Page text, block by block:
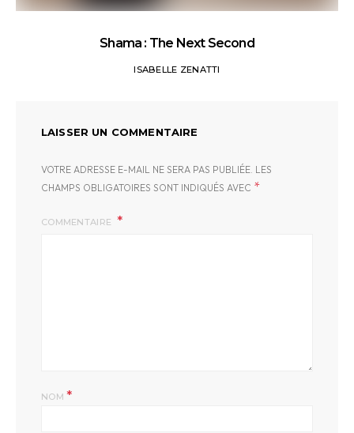
Shama : The Next Second
ISABELLE ZENATTI
LAISSER UN COMMENTAIRE
VOTRE ADRESSE E-MAIL NE SERA PAS PUBLIÉE. LES
CHAMPS OBLIGATOIRES SONT INDIQUÉS AVEC *
COMMENTAIRE
NOM*